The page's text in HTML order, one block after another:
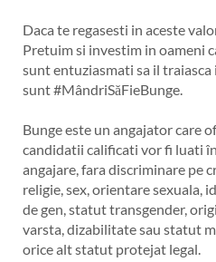
Daca te regasesti in aceste
Pretuim si investim in oameni
sunt entuziasmati sa il traiasca
sunt #MândriSăFieBunge.
Bunge este un angajator care
candidatii calificati vor fi luati
angajare, fara discriminare pe
religie, sex, orientare sexuala,
de gen, statut transgender,
varsta, dizabilitate sau statut
orice alt statut protejat legal.